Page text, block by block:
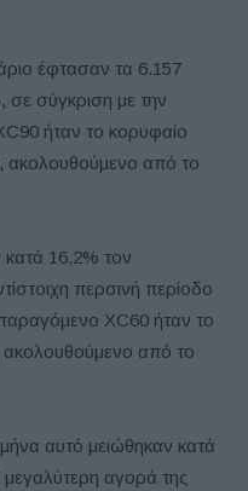
έφτασαν τα 6.157
σε σύγκριση με την
ήταν το κορυφαίο
ακολουθούμενο από το
κατά 16,2% τον
περσινή περίοδο
XC60 ήταν το
ακολουθούμενο από το
αυτό μειώθηκαν κατά
αγορά της